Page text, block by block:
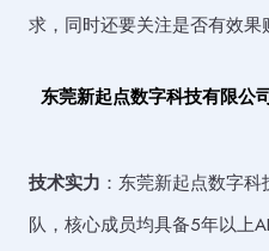
求，同时还要关注是否有效果
东莞新起点数字科技有限公
技术实力 ：东莞新起点数字
队，核心成员均具备5年以上